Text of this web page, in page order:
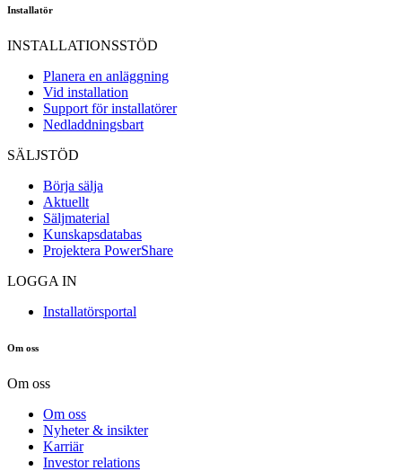
Installatör
INSTALLATIONSSTÖD
Planera en anläggning
Vid installation
Support för installatörer
Nedladdningsbart
SÄLJSTÖD
Börja sälja
Aktuellt
Säljmaterial
Kunskapsdatabas
Projektera PowerShare
LOGGA IN
Installatörsportal
Om oss
Om oss
Om oss
Nyheter & insikter
Karriär
Investor relations